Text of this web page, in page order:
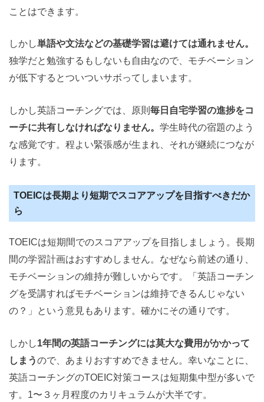
ことはできます。
しかし単語や文法などの基礎学習は避けては通れません。
独学だと勉強するもしないも自由なので、モチベーション
が低下するとついついサボってしまいます。
しかし英語コーチングでは、原則 毎日自宅学習の進捗をコ
ーチに共有しなければなりません。 学生時代の宿題のよう
な感覚です。程よい緊張感が生まれ、それが継続につなが
ります。
TOEICは長期より短期でスコアアップを目指すべきだか
ら
TOEICは短期間でのスコアアップを目指しましょう。長期
間の学習計画はおすすめしません。なぜなら前述の通り、
モチベーションの維持が難しいからです。「英語コーチン
グを受講すればモチベーションは維持できるんじゃない
の？」という意見もあります。確かにその通りです。
しかし1年間の英語コーチングには莫大な費用がかかって
しまうので、あまりおすすめできません。幸いなことに、
英語コーチングのTOEIC対策コースは短期集中型が多いで
す。1〜３ヶ月程度のカリキュラムが大半です。